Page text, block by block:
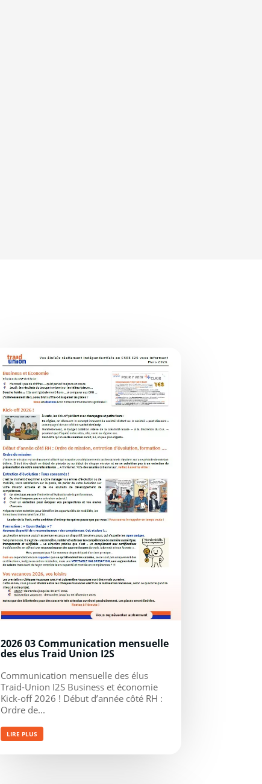
2026 03 Communication mensuelle
des elus Traid Union I2S
Communication mensuelle des élus
Traid-Union I2S Business et économie
Kick-off 2026 ! Début d’année côté RH :
Ordre de...
LIRE PLUS